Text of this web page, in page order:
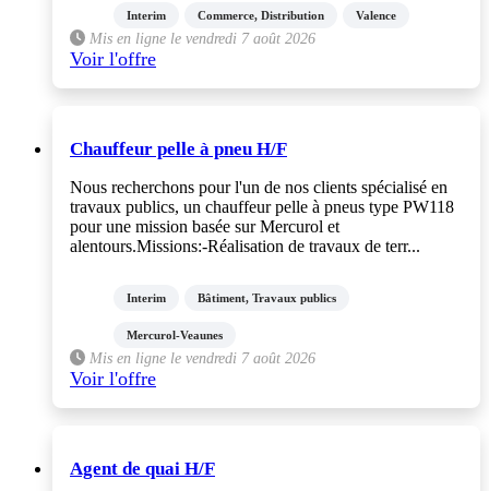
Interim Commerce, Distribution Valence
Mis en ligne le vendredi 7 août 2026
Voir l'offre
Chauffeur pelle à pneu H/F
Nous recherchons pour l'un de nos clients spécialisé en
travaux publics, un chauffeur pelle à pneus type PW118
pour une mission basée sur Mercurol et
alentours.Missions:-Réalisation de travaux de terr...
Interim Bâtiment, Travaux publics
Mercurol-Veaunes
Mis en ligne le vendredi 7 août 2026
Voir l'offre
Agent de quai H/F